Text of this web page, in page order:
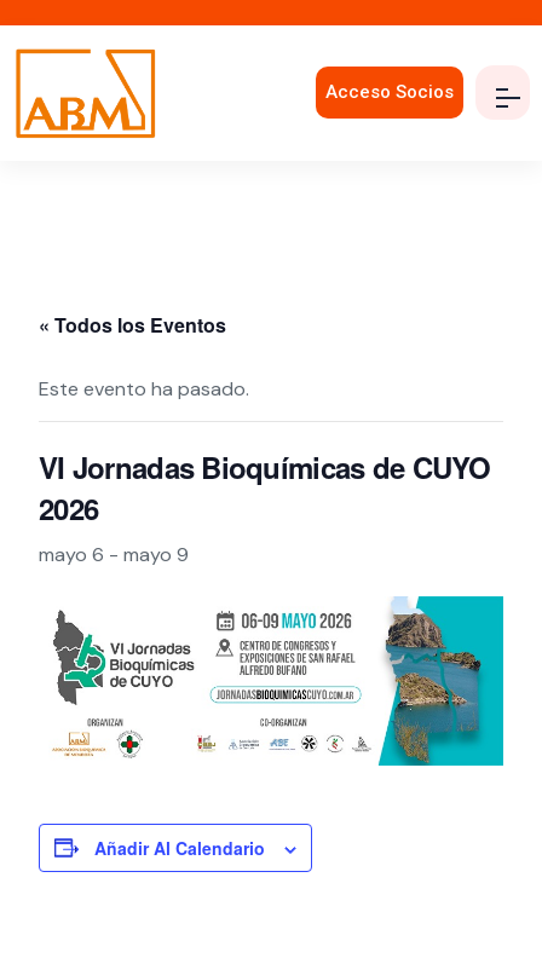
Acceso Socios
« Todos los Eventos
Este evento ha pasado.
VI Jornadas Bioquímicas de CUYO
2026
mayo 6 - mayo 9
Añadir Al Calendario